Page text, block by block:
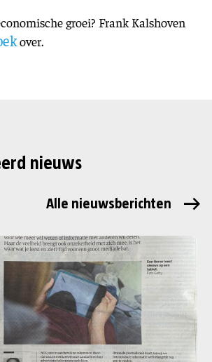
groei? Frank Kalshoven
over.
nieuws
Alle nieuwsberichten